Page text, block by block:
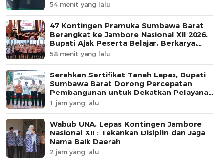
54 menit yang lalu
47 Kontingen Pramuka Sumbawa Barat
Berangkat ke Jambore Nasional XII 2026,
Bupati Ajak Peserta Belajar, Berkarya,
dan Harumkan Nama Daerah
58 menit yang lalu
Serahkan Sertifikat Tanah Lapas, Bupati
Sumbawa Barat Dorong Percepatan
Pembangunan untuk Dekatkan Pelayanan
Pemasyarakatan
1 jam yang lalu
Wabub UNA, Lepas Kontingen Jambore
Nasional XII : Tekankan Disiplin dan Jaga
Nama Baik Daerah
2 jam yang lalu